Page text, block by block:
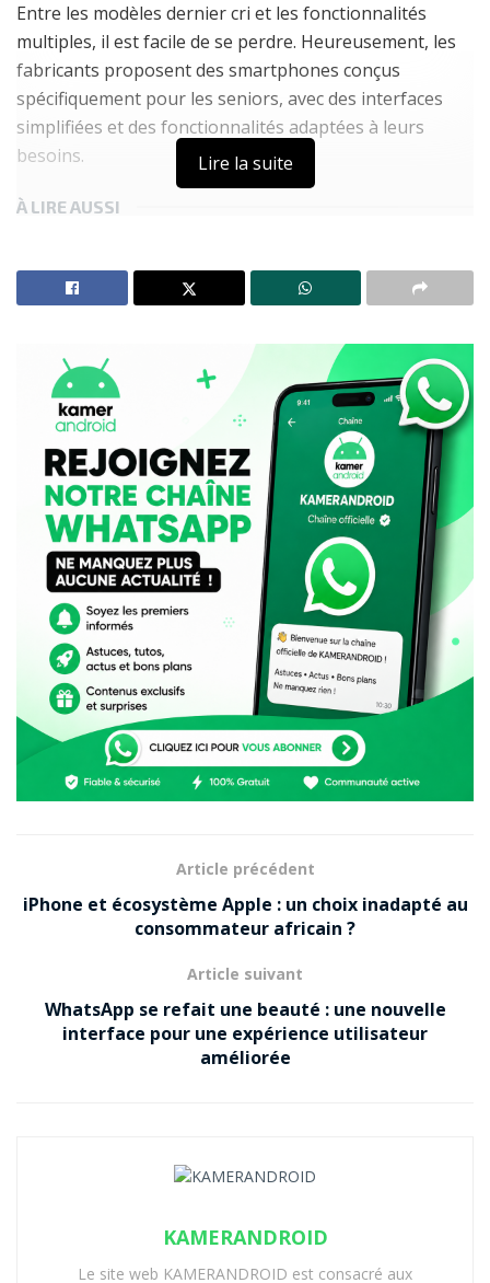
Entre les modèles dernier cri et les fonctionnalités
multiples, il est facile de se perdre. Heureusement, les
fabricants proposent des smartphones conçus
spécifiquement pour les seniors, avec des interfaces
simplifiées et des fonctionnalités adaptées à leurs
besoins.
À LIRE AUSSI
l’autonomie en 2026 – Analyse complète, prix FCFA &
verdict
Réseaux sociaux : Pourquoi 62 % des influenceurs
utilisent un iPhone alors que certains Android le
surpassent ?
Alors, quel est le meilleur smartphone pour une
personne âgée ?Cela dépend de ses besoins et de son
budget. Voici quelques éléments à prendre en compte
lors de votre choix :
Facilité d’utilisation :
L’interface doit être
intuitive et facile à utiliser, avec des icônes claires
et des menus simplifiés. Des touches physiques
peuvent également être utiles pour une
navigation plus précise.
meilleure lisibilité.
Fonctionnalités :Les fonctionnalités essentielles
comme les appels, les SMS, l’appareil photo et
l’accès au web doivent être facilement accessibles.
bouton d’assistance ou une application de santé
peuvent également être utiles.
meilleurs smartphones pour
Lire la suite
Article précédent
iPhone et écosystème Apple : un choix inadapté au
consommateur africain ?
Article suivant
WhatsApp se refait une beauté : une nouvelle
interface pour une expérience utilisateur
améliorée
KAMERANDROID
Le site web KAMERANDROID est consacré aux